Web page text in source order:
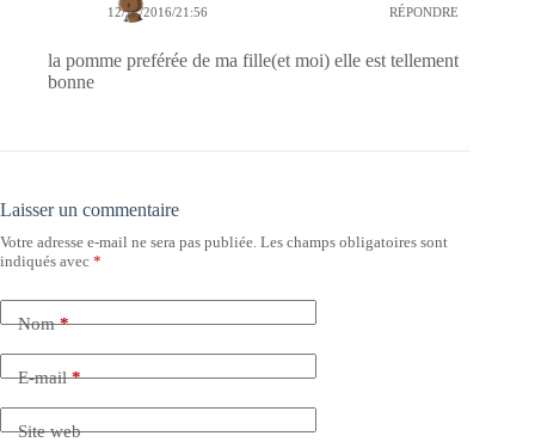
12/11/2016/21:56 RÉPONDRE
la pomme preférée de ma fille(et moi) elle est tellement
bonne
Laisser un commentaire
Votre adresse e-mail ne sera pas publiée. Les champs obligatoires sont
indiqués avec *
Nom*
E-mail*
Site web